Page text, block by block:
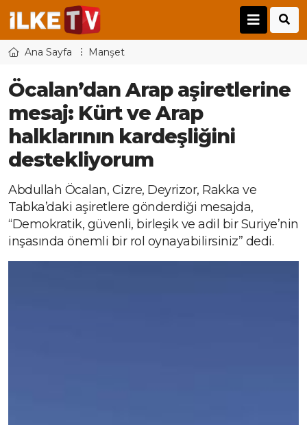
Ana Sayfa Manşet
Öcalan’dan Arap aşiretlerine
mesaj: Kürt ve Arap
halklarının kardeşliğini
destekliyorum
Abdullah Öcalan, Cizre, Deyrizor, Rakka ve
Tabka’daki aşiretlere gönderdiği mesajda,
“Demokratik, güvenli, birleşik ve adil bir Suriye’nin
inşasında önemli bir rol oynayabilirsiniz” dedi.